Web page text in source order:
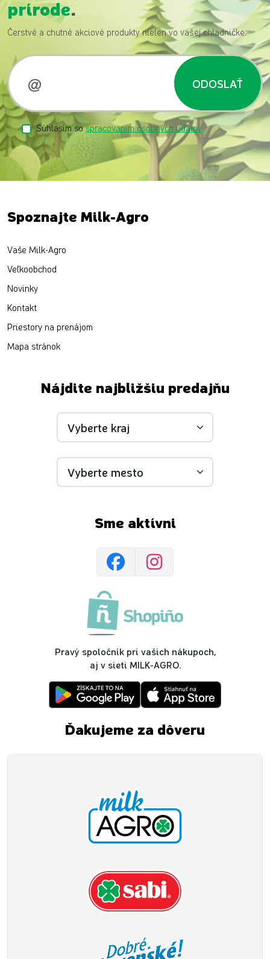
prírode.
Čerstvé a chutné akciové produkty nielen vo vašej chladničke.
ODOSLAŤ
Súhlasím sospracovaním osobných údajov
Spoznajte Milk-Agro
Vaše Milk-Agro
Veľkoobchod
Novinky
Kontakt
Priestory na prenájom
Mapa stránok
Nájdite najbližšiu predajňu
Sme aktívni
Pravý spoločník pri vašich nákupoch,
aj v sieti MILK-AGRO.
Ďakujeme za dôveru